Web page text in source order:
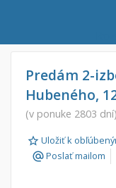
Predaj
Prenájom
Predám 2-
Hubeného,
(v ponuke 2803 dní)
Uložiť k
alternate_emailPoslať mailom